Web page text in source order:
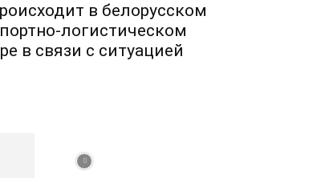
в белорусском
логистическом
в связи с ситуацией